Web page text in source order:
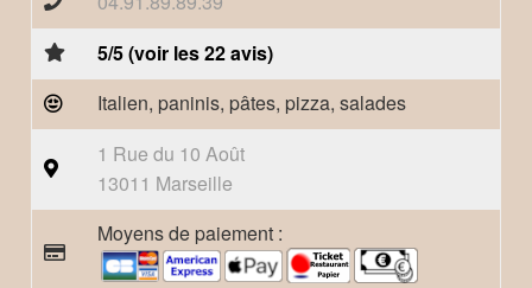
5/5 (voir les 22 avis)
Italien, paninis, pâtes, pizza, salades
1 Rue du 10 Août
13011 Marseille
Moyens de paiement :